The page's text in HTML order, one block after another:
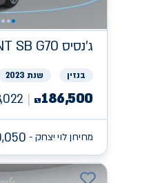
ג'נסיס SB G70
בנזין שנת 2023
₪186,500
מחירון לוי יצחק -